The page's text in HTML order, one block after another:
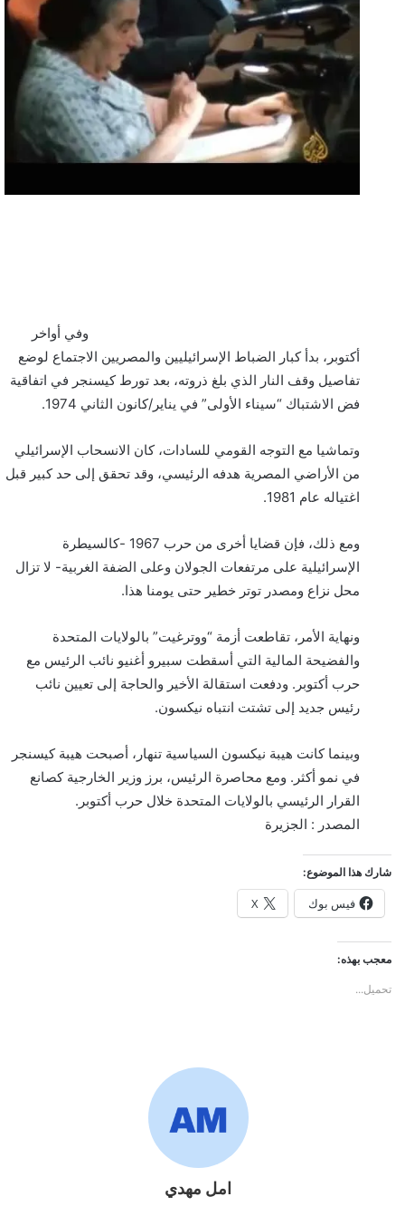
وفي أواخر
أكتوبر، بدأ كبار الضباط الإسرائيليين والمصريين الاجتماع لوضع
تفاصيل وقف النار الذي بلغ ذروته، بعد تورط كيسنجر في اتفاقية
فض الاشتباك “سيناء الأولى” في يناير/كانون الثاني 1974.
وتماشيا مع التوجه القومي للسادات، كان الانسحاب الإسرائيلي
من الأراضي المصرية هدفه الرئيسي، وقد تحقق إلى حد كبير قبل
اغتياله عام 1981.
ومع ذلك، فإن قضايا أخرى من حرب 1967 -كالسيطرة
الإسرائيلية على مرتفعات الجولان وعلى الضفة الغربية- لا تزال
محل نزاع ومصدر توتر خطير حتى يومنا هذا.
ونهاية الأمر، تقاطعت أزمة “ووترغيت” بالولايات المتحدة
والفضيحة المالية التي أسقطت سبيرو أغنيو نائب الرئيس مع
حرب أكتوبر. ودفعت استقالة الأخير والحاجة إلى تعيين نائب
رئيس جديد إلى تشتت انتباه نيكسون.
وبينما كانت هيبة نيكسون السياسية تنهار، أصبحت هيبة كيسنجر
في نمو أكثر. ومع محاصرة الرئيس، برز وزير الخارجية كصانع
القرار الرئيسي بالولايات المتحدة خلال حرب أكتوبر.
المصدر : الجزيرة
شارك هذا الموضوع:
فيس بوك X
معجب بهذه:
تحميل...
امل مهدي